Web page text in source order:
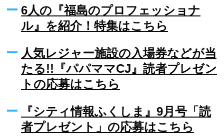
6人の『福島のプロフェッショナ
ル』を紹介！特集はこちら
人気レジャー施設の入場券などが当
たる!!『パパママCJ』読者プレゼン
トの応募はこちら
『シティ情報ふくしま』9月号「読
者プレゼント」の応募はこちら